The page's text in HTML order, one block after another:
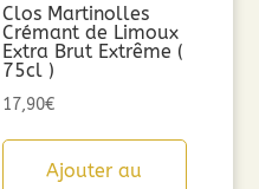
Clos Martinolles
Crémant de Limoux
Extra Brut Extrême (
75cl )
17,90€
Ajouter au